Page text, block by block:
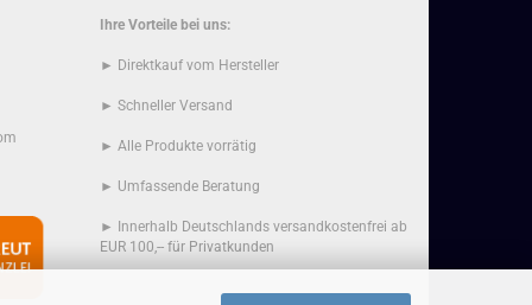
Ihre Vorteile bei uns:
► Direktkauf vom Hersteller
► Schneller Versand
► Alle Produkte vorrätig
► Umfassende Beratung
► Innerhalb Deutschlands versandkostenfrei ab
EUR 100,-- für Privatkunden